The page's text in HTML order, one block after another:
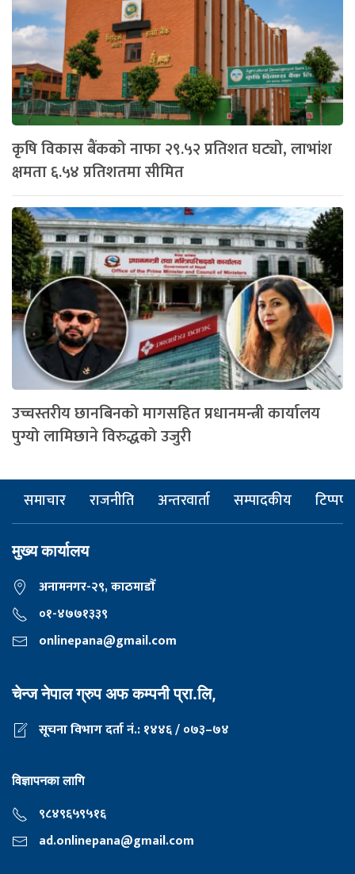
कृषि विकास बैंकको नाफा २९.५२ प्रतिशत घट्यो, लाभांश
क्षमता ६.५४ प्रतिशतमा सीमित
उच्चस्तरीय छानबिनको मागसहित प्रधानमन्त्री कार्यालय
पुग्यो लामिछाने विरुद्धको उजुरी
समाचार राजनीति अन्तरवार्ता सम्पादकीय टिप्पणी
मुख्य कार्यालय
अनामनगर-२९, काठमाडाैँ
०१-४७७१३३९
onlinepana@gmail.com
चेन्ज नेपाल ग्रुप अफ कम्पनी प्रा.लि,
सूचना विभाग दर्ता नं.: १४४६ / ०७३–७४
विज्ञापनका लागि
९८४९६५९५१६
ad.onlinepana@gmail.com